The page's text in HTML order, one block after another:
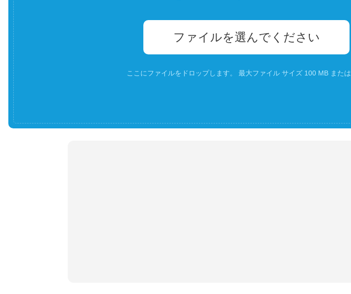
ファイルを選んでください
ここにファイルをドロップします。 最大ファイル サイズ 100 MB または